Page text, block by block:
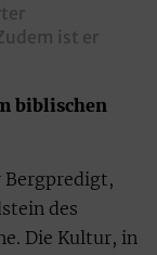
ist er
biblischen
Bergpredigt,
des
Die Kultur, in